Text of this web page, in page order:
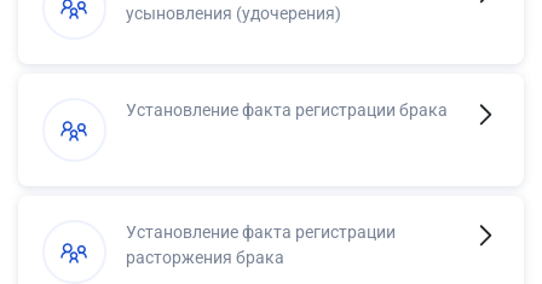
усыновления (удочерения)
Установление факта регистрации брака
Установление факта регистрации
расторжения брака